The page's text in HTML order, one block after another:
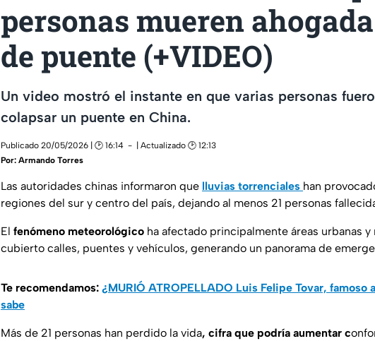
personas mueren
de puente (+VIDEO)
Un video mostró el instante en que varias personas
colapsar un puente en China.
Publicado 20/05/2026 | 🕑 16:14
| Actualizado 🕑 12:13
Por: Armando Torres
Las autoridades chinas informaron que lluvias torrenciales han
regiones del sur y centro del país, dejando al menos 21 personas
El fenómeno meteorológico ha afectado principalmente áreas urbanas y
cubierto calles, puentes y vehículos, generando un panorama de
Te recomendamos: ¿MURIÓ ATROPELLADO Luis Felipe Tovar, famoso
sabe
Más de 21 personas han perdido la vida, cifra que podría aumentar c